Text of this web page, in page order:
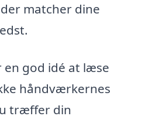
matcher dine
en god idé at læse
håndværkernes
træffer din